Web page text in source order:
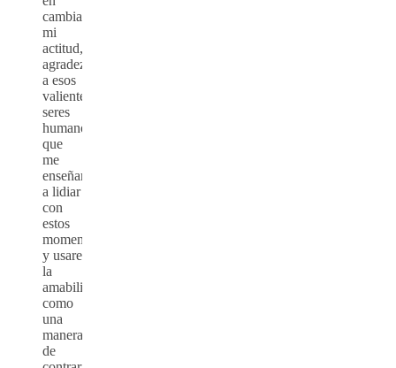
cambiar
mi
actitud,
agradezco
a esos
valientes
seres
humanos
que
me
enseñaron
a lidiar
con
estos
momentos,
y usare
la
amabilidad
como
una
manera
de